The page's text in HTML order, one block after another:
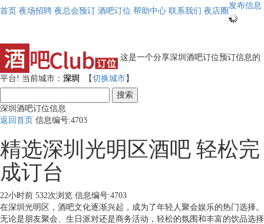
首页 夜场招聘 夜总会预订 酒吧订位 帮助中心 联系我们 夜店圈
发布信息
这是一个分享深圳酒吧订位预订信息的
平台! 当前城市： 深圳 【切换城市】
搜索
深圳酒吧订位信息
返回首页 信息编号:4703
精选深圳光明区酒吧 轻松完
成订台
22小时前 532次浏览 信息编号:4703
在深圳光明区，酒吧文化逐渐兴起，成为了年轻人聚会娱乐的热门选择。
无论是朋友聚会、生日派对还是商务活动，轻松的氛围和丰富的饮品选择